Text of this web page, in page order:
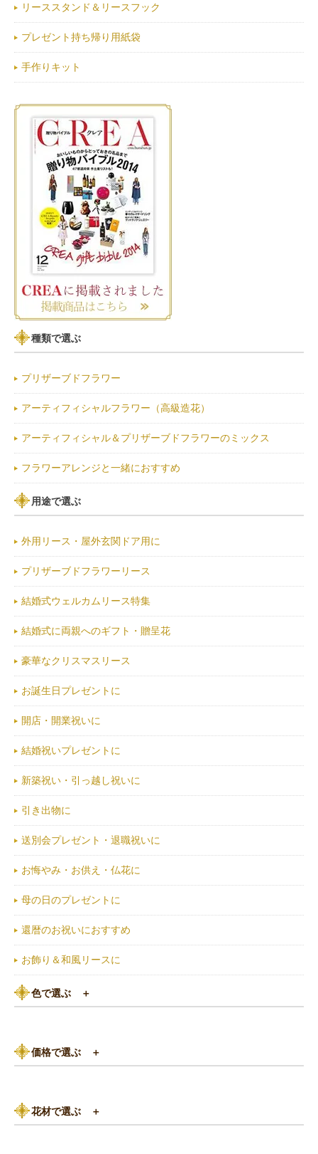
リーススタンド＆リースフック
プレゼント持ち帰り用紙袋
手作りキット
種類で選ぶ
プリザーブドフラワー
アーティフィシャルフラワー（高級造花）
アーティフィシャル＆プリザーブドフラワーのミックス
フラワーアレンジと一緒におすすめ
用途で選ぶ
外用リース・屋外玄関ドア用に
プリザーブドフラワーリース
結婚式ウェルカムリース特集
結婚式に両親へのギフト・贈呈花
豪華なクリスマスリース
お誕生日プレゼントに
開店・開業祝いに
結婚祝いプレゼントに
新築祝い・引っ越し祝いに
引き出物に
送別会プレゼント・退職祝いに
お悔やみ・お供え・仏花に
母の日のプレゼントに
還暦のお祝いにおすすめ
お飾り＆和風リースに
色で選ぶ ＋
黄色・オレンジ系
赤（レッド）系
価格で選ぶ ＋
3,000円～5,000円
花材で選ぶ ＋